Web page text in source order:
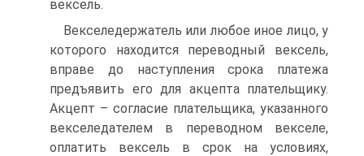
вексель.
Векселедержатель или любое иное лицо, у
которого находится переводный вексель,
вправе до наступления срока платежа
предъявить его для акцепта плательщику.
Акцепт – согласие плательщика, указанного
векселедателем в переводном векселе,
оплатить вексель в срок на условиях,